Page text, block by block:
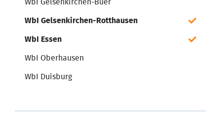
WbI Gelsenkirchen-Buer
WbI Gelsenkirchen-Rotthausen
WbI Essen
WbI Oberhausen
WbI Duisburg